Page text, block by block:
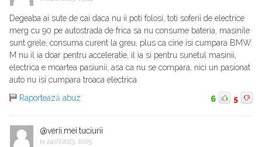
Degeaba ai sute de cai daca nu ii poti folosi, toti soferii de electrice
merg cu 90 pe autostrada de frica sa nu consume bateria, masinile
sunt grele, consuma curent la greu, plus ca cine isi cumpara BMW
M nu il ia doar pentru acceleratie, il ia si pentru sunetul masinii,
electrica e moartea pasiunii, asa ca nu se compara, nici un pasionat
auto nu isi cumpara troaca electrica.
Raportează abuz
6 5
@verii.mei.tuciurii
la 24.07.2023, 10:05